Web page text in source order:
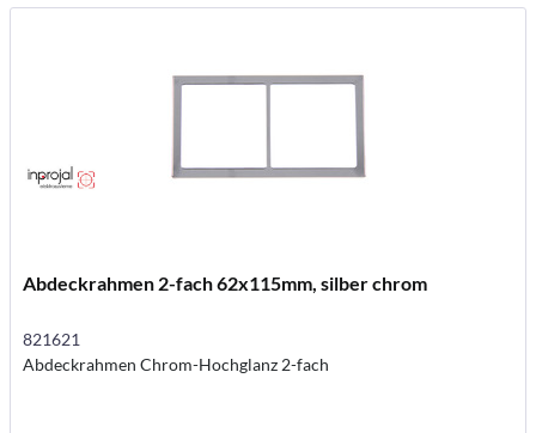
Abdeckrahmen 2-fach 62x115mm, silber chrom
821621
Abdeckrahmen Chrom-Hochglanz 2-fach